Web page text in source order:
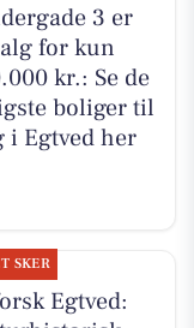
3 er
for kun
kr.: Se de
boliger til
i Egtved her
SKER
Egtved: